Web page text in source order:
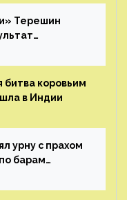
Терешин
битва коровьим
в Индии
урну с прахом
барам